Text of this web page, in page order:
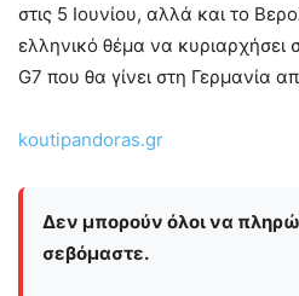
στις 5 Ιουνίου, αλλά και το
ελληνικό θέμα να
G7 που θα γίνει στη Γερμανία
koutipandoras.gr
Δεν μπορούν όλοι να
σεβόμαστε.